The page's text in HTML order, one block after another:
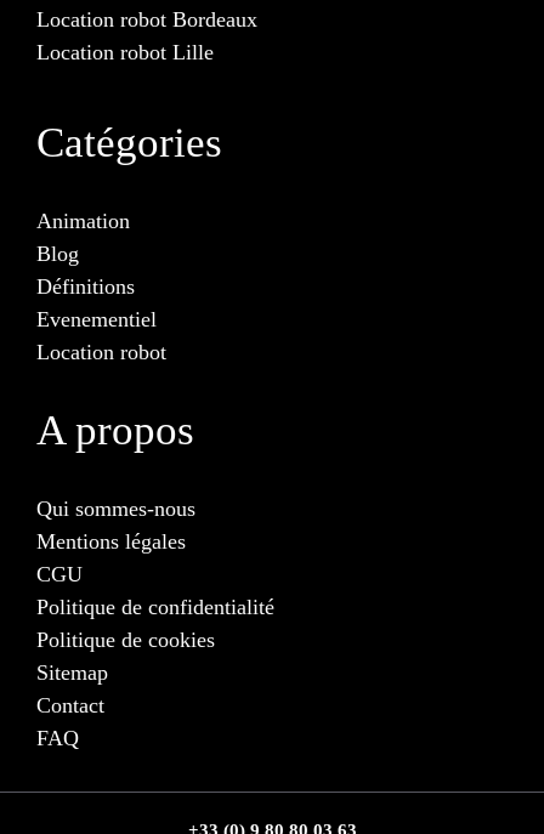
Location robot Bordeaux
Location robot Lille
Catégories
Animation
Blog
Définitions
Evenementiel
Location robot
A propos
Qui sommes-nous
Mentions légales
CGU
Politique de confidentialité
Politique de cookies
Sitemap
Contact
FAQ
+33 (0) 9 80 80 03 63